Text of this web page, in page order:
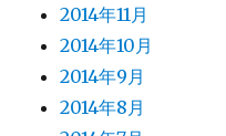
2014年11月
2014年10月
2014年9月
2014年8月